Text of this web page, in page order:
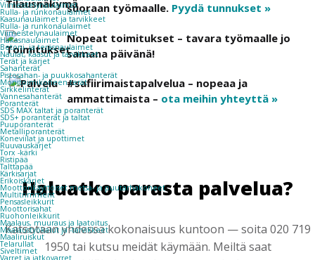
Viimeistelynaulaimet
Rulla- ja runkonaulaimet
Kaasunaulaimet ja tarvikkeet
Rulla- ja runkonaulaimet
Viimeistelynaulaimet
Hakasnaulaimet
Betoni- ja teräsnaulaimet
Naulat, kaasut ja tarvikkeet
Terät ja kärjet
Sahanterät
Pistosahan- ja puukkosahanterät
Monitoimikoneen terät
Sirkkelinterät
Vannesahanterät
Poranterät
SDS MAX taltat ja poranterät
SDS+ poranterät ja taltat
Puuporanterät
Metalliporanterät
Koneviilat ja upottimet
Ruuvauskärjet
Torx -kärki
Ristipää
Talttapää
Kärkisarjat
Erikoiskärjet
Moottorikäyttöiset metsä- ja puutarhakoneet
Multitrimmerit
Pensasleikkurit
Moottorisahat
Ruohonleikkurit
Maalaus, muuraus ja laatoitus
Maalaustyökalut ja -tarvikkeet
Maaliruiskut
Telarullat
Siveltimet
Varret ja jatkovarret
suoraan työmaalle. Pyydä tunnukset »
Nopeat toimitukset – tavara työmaalle jo
samana päivänä!
#safiirimaistapalvelua – nopeaa ja
ammattimaista – ota meihin yhteyttä »
Haluatko parasta palvelua?
Katsotaan yhdessä kokonaisuus kuntoon — soita 020 719
1950 tai kutsu meidät käymään. Meiltä saat